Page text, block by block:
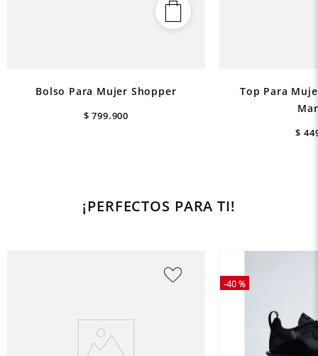
Bolso Para Mujer Shopper
$ 799.900
Top Para
$
¡PERFECTOS PARA TI!
-40 %